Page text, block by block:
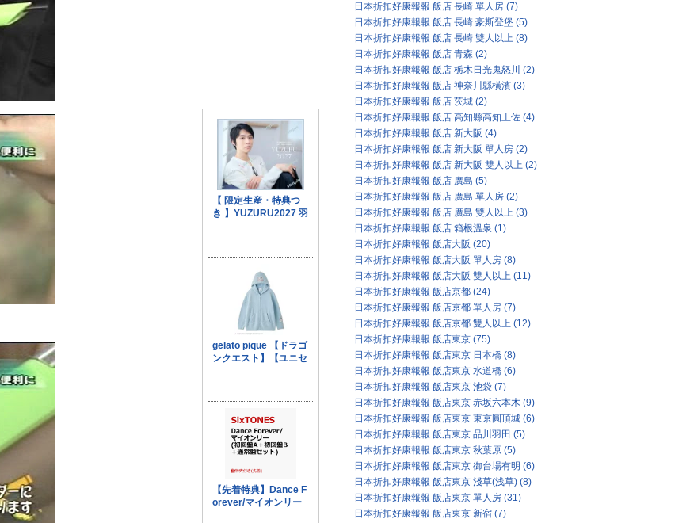
日本折扣好康報報 飯店 長崎 單人房 (7)
日本折扣好康報報 飯店 長崎 豪斯登堡 (5)
日本折扣好康報報 飯店 長崎 雙人以上 (8)
日本折扣好康報報 飯店 青森 (2)
日本折扣好康報報 飯店 栃木日光鬼怒川 (2)
日本折扣好康報報 飯店 神奈川縣橫濱 (3)
日本折扣好康報報 飯店 茨城 (2)
日本折扣好康報報 飯店 高知縣高知土佐 (4)
日本折扣好康報報 飯店 新大阪 (4)
日本折扣好康報報 飯店 新大阪 單人房 (2)
日本折扣好康報報 飯店 新大阪 雙人以上 (2)
日本折扣好康報報 飯店 廣島 (5)
日本折扣好康報報 飯店 廣島 單人房 (2)
日本折扣好康報報 飯店 廣島 雙人以上 (3)
日本折扣好康報報 飯店 箱根溫泉 (1)
日本折扣好康報報 飯店大阪 (20)
日本折扣好康報報 飯店大阪 單人房 (8)
日本折扣好康報報 飯店大阪 雙人以上 (11)
日本折扣好康報報 飯店京都 (24)
日本折扣好康報報 飯店京都 單人房 (7)
日本折扣好康報報 飯店京都 雙人以上 (12)
日本折扣好康報報 飯店東京 (75)
日本折扣好康報報 飯店東京 日本橋 (8)
日本折扣好康報報 飯店東京 水道橋 (6)
日本折扣好康報報 飯店東京 池袋 (7)
日本折扣好康報報 飯店東京 赤坂六本木 (9)
日本折扣好康報報 飯店東京 東京圓頂城 (6)
日本折扣好康報報 飯店東京 品川羽田 (5)
日本折扣好康報報 飯店東京 秋葉原 (5)
日本折扣好康報報 飯店東京 御台場有明 (6)
日本折扣好康報報 飯店東京 淺草(浅草) (8)
日本折扣好康報報 飯店東京 單人房 (31)
日本折扣好康報報 飯店東京 新宿 (7)